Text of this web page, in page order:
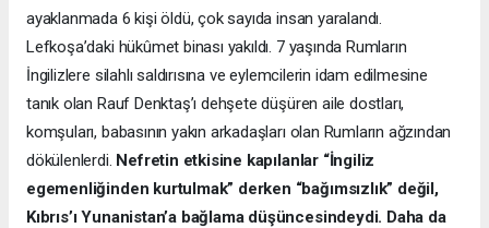
ayaklanmada 6 kişi öldü, çok sayıda insan yaralandı.
Lefkoşa’daki hükûmet binası yakıldı. 7 yaşında Rumların
İngilizlere silahlı saldırısına ve eylemcilerin idam edilmesine
tanık olan Rauf Denktaş’ı dehşete düşüren aile dostları,
komşuları, babasının yakın arkadaşları olan Rumların ağzından
dökülenlerdi. Nefretin etkisine kapılanlar “İngiliz
egemenliğinden kurtulmak” derken “bağımsızlık” değil,
Kıbrıs’ı Yunanistan’a bağlama düşüncesindeydi. Daha da